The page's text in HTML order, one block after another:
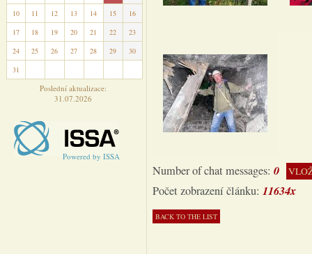
10
11 12 13 14 15
16
17
18 19 20 21 22
23
24
25 26 27 28 29
30
31
Poslední aktualizace:
31.07.2026
Powered by ISSA
Number of chat messages: 0
Počet zobrazení článku: 11634x